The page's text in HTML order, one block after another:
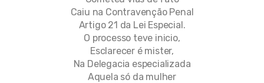
Caiu na Contravenção Penal
Artigo 21 da Lei Especial.
O processo teve inicio,
Esclarecer é mister,
Na Delegacia especializada
Aquela só da mulher